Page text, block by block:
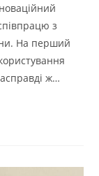
з
На перший
ж…